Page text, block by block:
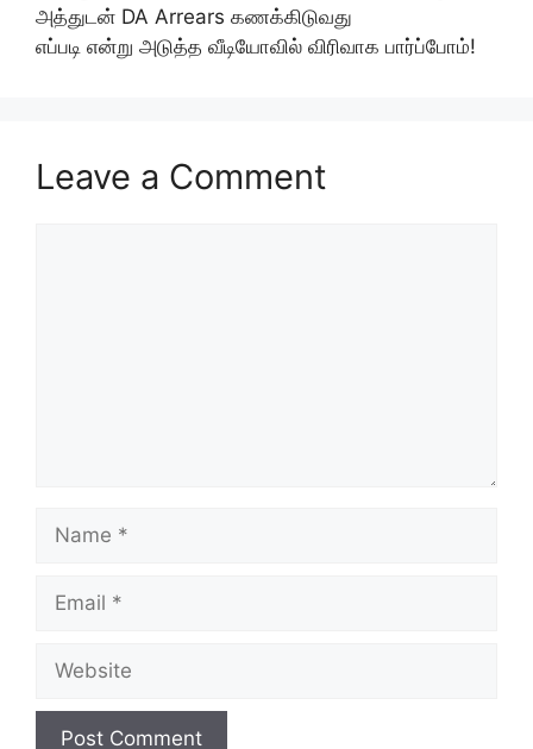
அத்துடன் DA Arrears கணக்கிடுவது
எப்படி என்று அடுத்த வீடியோவில் விரிவாக பார்ப்போம்!
Leave a Comment